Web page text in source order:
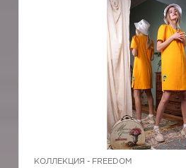
КОЛЛЕКЦИЯ - FREEDOM